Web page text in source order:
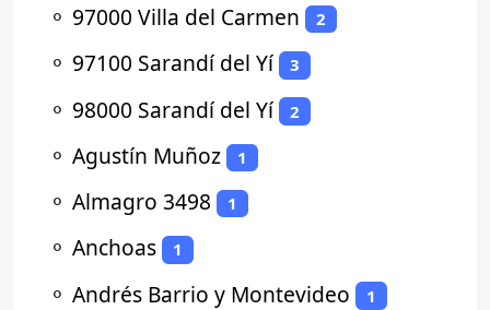
⚬ 97000 Villa del Carmen 2
⚬ 97100 Sarandí del Yí 3
⚬ 98000 Sarandí del Yí 2
⚬ Agustín Muñoz 1
⚬ Almagro 3498 1
⚬ Anchoas 1
⚬ Andrés Barrio y Montevideo 1